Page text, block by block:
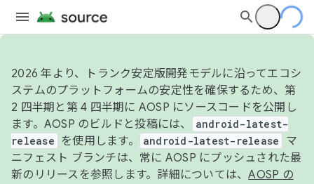
2026 年より、トランク安定版開発モデルに沿ってエコシ
ステムのプラットフォームの安定性を確保するため、第
2 四半期と第 4 四半期に AOSP にソースコードを公開し
ます。AOSP のビルドと投稿には、
android-latest-
release
を使用します。 android-latest-release
マ
ニフェスト ブランチは、常に AOSP にプッシュされた最
新のリリースを参照します。詳細については、AOSP の